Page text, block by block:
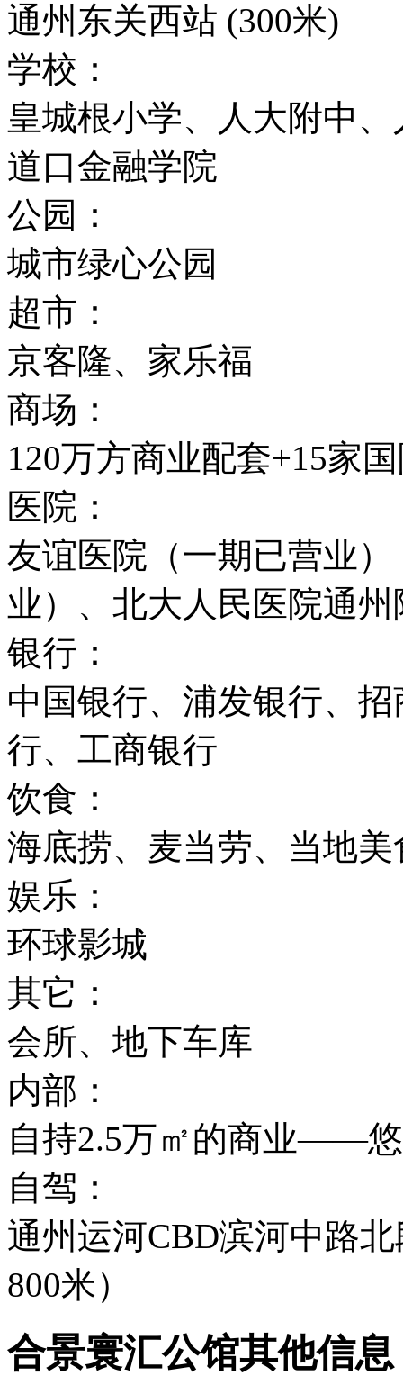
通州东关西站 (300米)
学校：
皇城根小学、人大附中
道口金融学院
公园：
城市绿心公园
超市：
京客隆、家乐福
商场：
120万方商业配套+15家
医院：
友谊医院（一期已营业
业）、北大人民医院通州
银行：
中国银行、浦发银行、
行、工商银行
饮食：
海底捞、麦当劳、当地美
娱乐：
环球影城
其它：
会所、地下车库
内部：
自持2.5万㎡的商业——
自驾：
通州运河CBD滨河中路
800米）
合景寰汇公馆其他信息